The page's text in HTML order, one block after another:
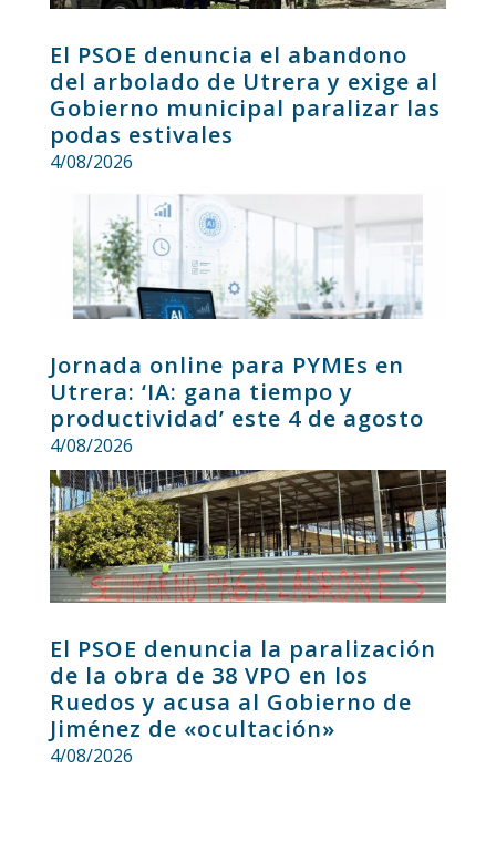
El PSOE denuncia el abandono
del arbolado de Utrera y exige al
Gobierno municipal paralizar las
podas estivales
4/08/2026
Jornada online para PYMEs en
Utrera: ‘IA: gana tiempo y
productividad’ este 4 de agosto
4/08/2026
El PSOE denuncia la paralización
de la obra de 38 VPO en los
Ruedos y acusa al Gobierno de
Jiménez de «ocultación»
4/08/2026